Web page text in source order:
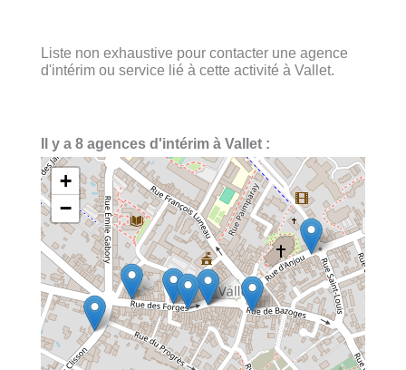
Liste non exhaustive pour contacter une agence
d'intérim ou service lié à cette activité à Vallet.
Il y a 8 agences d'intérim à Vallet :
+
−